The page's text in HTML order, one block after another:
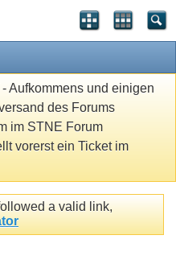
Aufkommens und einigen
des Forums
im STNE Forum
vorerst ein Ticket im
a valid link,